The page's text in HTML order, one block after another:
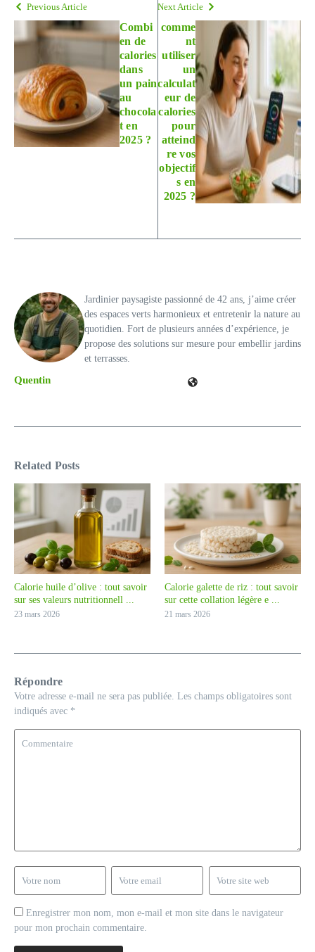
Previous Article
Combi
en de
calories
dans
un pain
au
chocola
t en
2025 ?
Next Article
comme
nt
utiliser
un
calculat
eur de
calories
pour
atteind
re vos
objectif
s en
2025 ?
Quentin
Jardinier paysagiste passionné de 42 ans, j’aime créer
des espaces verts harmonieux et entretenir la nature au
quotidien. Fort de plusieurs années d’expérience, je
propose des solutions sur mesure pour embellir jardins
et terrasses.
Related Posts
Calorie huile d’olive : tout savoir
sur ses valeurs nutritionnell ...
23 mars 2026
Calorie galette de riz : tout savoir
sur cette collation légère e ...
21 mars 2026
Répondre
Votre adresse e-mail ne sera pas publiée. Les champs obligatoires sont
indiqués avec *
Enregistrer mon nom, mon e-mail et mon site dans le navigateur
pour mon prochain commentaire.